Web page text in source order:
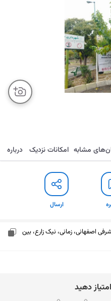
ارسالمشابه امکانات نزدیک درباره
ارسال
اصفهانی، زمانی، نیک زارع، بین
دﻫﯿﺪ